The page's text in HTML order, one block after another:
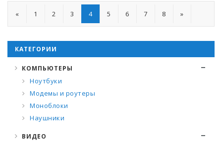
« 1 2 3 4 5 6 7 8 »
КАТЕГОРИИ
КОМПЬЮТЕРЫ
Ноутбуки
Модемы и роутеры
Моноблоки
Наушники
ВИДЕО